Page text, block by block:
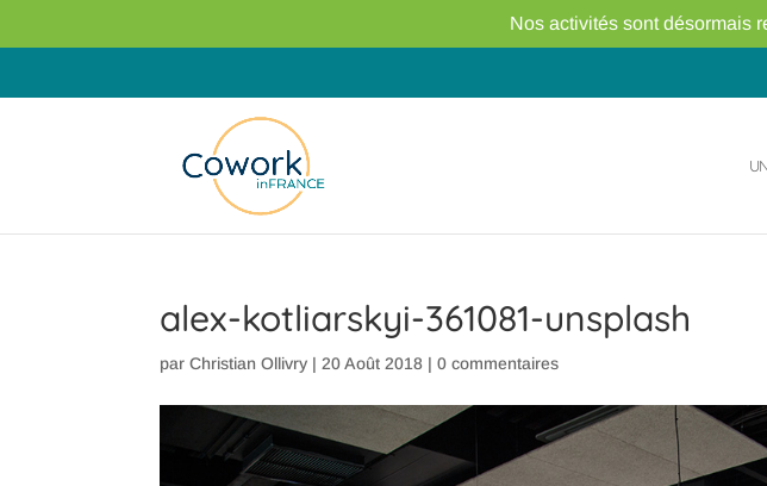
Nos activités sont désormais
alex-kotliarskyi-361081-unsplash
parChristian Ollivry | 20 Août 2018 |0 commentaires